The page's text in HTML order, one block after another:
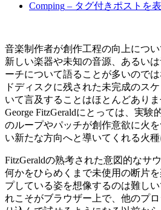
Comping – タグ付きポストを
音楽制作者が創作工程の向上につ
新しい楽器や未知の音源、あるい
ーチについて語ることが多いので
ドディスクに残された未完成のス
いて言及することはほとんどありま
George FitzGeraldにとっては、実験
のループやパッチが創作意欲に火
い新たな方向へと導いてくれる火
FitzGeraldの熟考された意図的なサ
何かをひらめくまで未使用の断片
プしている姿を想像するのは難し
れこそがブラウザー上で、他のプ